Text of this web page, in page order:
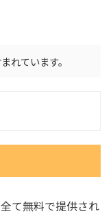
れています。
て無料で提供され